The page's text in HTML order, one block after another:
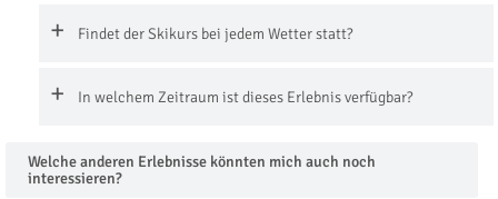
Findet der Skikurs bei jedem Wetter statt?
In welchem Zeitraum ist dieses Erlebnis verfügbar?
Welche anderen Erlebnisse könnten mich auch noch
interessieren?